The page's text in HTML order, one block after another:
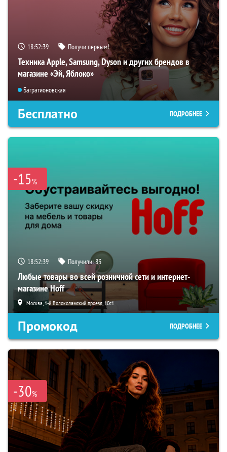
18:52:39 Получи первым!
Техника Apple, Samsung, Dyson и других брендов в
магазине «Эй, Яблоко»
Багратионовская
Бесплатно ПОДРОБНЕЕ
-15%
18:52:39 Получили:83
Любые товары во всей розничной сети и интернет-
магазине Hoff
Москва, 1-й Волоколамский проезд, 10с1
Промокод ПОДРОБНЕЕ
-30%